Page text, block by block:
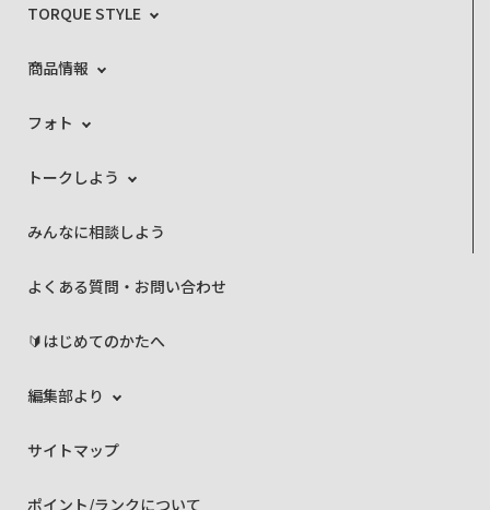
TORQUE STYLE
商品情報
フォト
トークしよう
みんなに相談しよう
よくある質問・お問い合わせ
🔰はじめてのかたへ
編集部より
サイトマップ
ポイント/ランクについて